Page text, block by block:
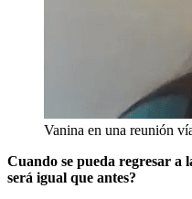
Vanina en una reunión
Cuando se pueda regresar a
será igual que antes?